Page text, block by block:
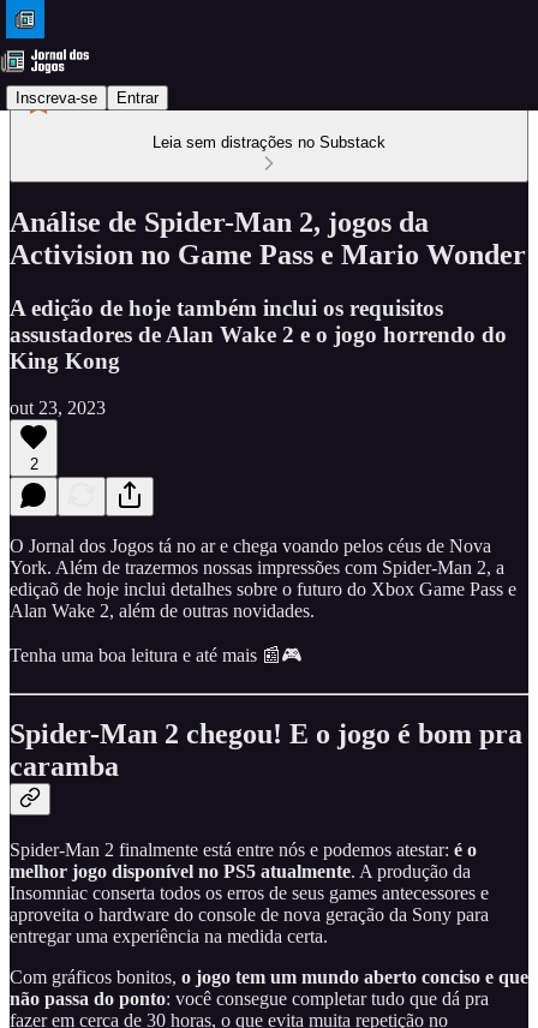
Inscreva-se Entrar
Leia sem distrações no Substack
Análise de Spider-Man 2, jogos da
Activision no Game Pass e Mario Wonder
A edição de hoje também inclui os requisitos
assustadores de Alan Wake 2 e o jogo horrendo do
King Kong
out 23, 2023
2
O Jornal dos Jogos tá no ar e chega voando pelos céus de Nova
York. Além de trazermos nossas impressões com Spider-Man 2, a
ediçaõ de hoje inclui detalhes sobre o futuro do Xbox Game Pass e
Alan Wake 2, além de outras novidades.
Tenha uma boa leitura e até mais 📰🎮
Spider-Man 2 chegou! E o jogo é bom pra
caramba
Spider-Man 2 finalmente está entre nós e podemos atestar: é o
melhor jogo disponível no PS5 atualmente. A produção da
Insomniac conserta todos os erros de seus games antecessores e
aproveita o hardware do console de nova geração da Sony para
entregar uma experiência na medida certa.
Com gráficos bonitos, o jogo tem um mundo aberto conciso e que
não passa do ponto: você consegue completar tudo que dá pra
fazer em cerca de 30 horas, o que evita muita repetição no